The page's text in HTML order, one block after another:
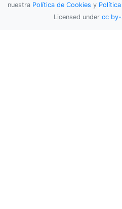
nuestra Política de Cookies y
Licensed under cc